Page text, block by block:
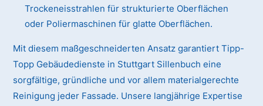
Trockeneisstrahlen für strukturierte Oberflächen
oder Poliermaschinen für glatte Oberflächen.
Mit diesem maßgeschneiderten Ansatz garantiert Tipp-
Topp Gebäudedienste in Stuttgart Sillenbuch eine
sorgfältige, gründliche und vor allem materialgerechte
Reinigung jeder Fassade. Unsere langjährige Expertise